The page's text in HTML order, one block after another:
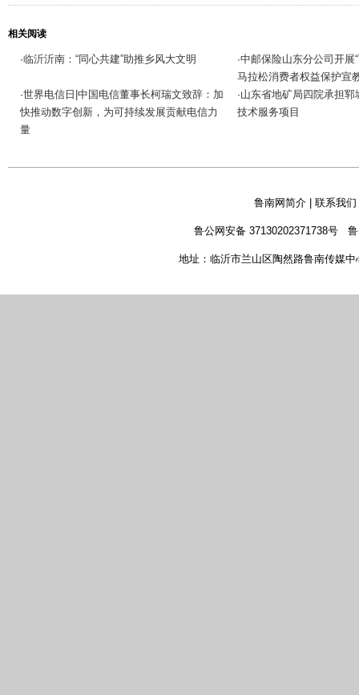
相关阅读
·临沂沂南：“同心共建”助推乡风大文明 ·中邮保险山东分公司开展
马拉松消费者权益保护宣
·世界电信日|中国电信董事长柯瑞文致辞：加
快推动数字创新，为可持续发展贡献电信力
量
·山东省地矿局四院承担
技术服务项目
鲁南网简介| 联系我们
鲁公网安备 37130202371738号
地址：临沂市兰山区陶然路鲁南传媒